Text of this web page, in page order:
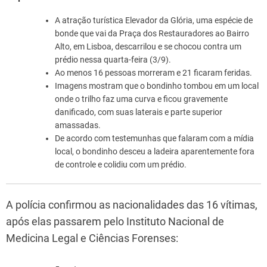
A atração turística Elevador da Glória, uma espécie de
bonde que vai da Praça dos Restauradores ao Bairro
Alto, em Lisboa, descarrilou e se chocou contra um
prédio nessa quarta-feira (3/9).
Ao menos 16 pessoas morreram e 21 ficaram feridas.
Imagens mostram que o bondinho tombou em um local
onde o trilho faz uma curva e ficou gravemente
danificado, com suas laterais e parte superior
amassadas.
De acordo com testemunhas que falaram com a mídia
local, o bondinho desceu a ladeira aparentemente fora
de controle e colidiu com um prédio.
A polícia confirmou as nacionalidades das 16 vítimas,
após elas passarem pelo Instituto Nacional de
Medicina Legal e Ciências Forenses: